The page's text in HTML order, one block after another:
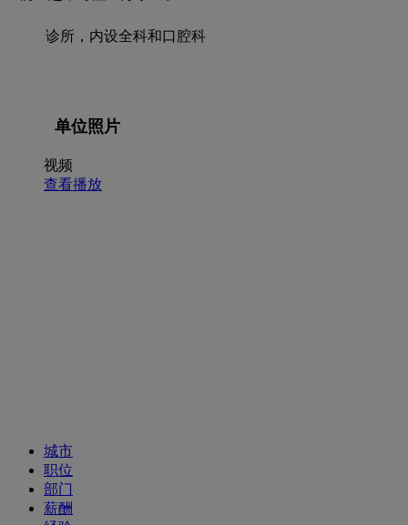
诊所，内设全科和口腔科
单位照片
视频
查看播放
城市
职位
部门
薪酬